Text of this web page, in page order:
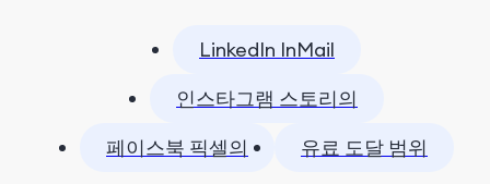
LinkedIn InMail
인스타그램 스토리의
페이스북 픽셀의
유료 도달 범위